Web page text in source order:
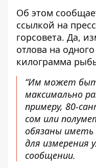
Об этом
ссылкой на
горсовета. Да,
отлова на
килограмма
“Им может
максимально
примеру, 80-
сом или
обязаны иметь
для измерения
сообщении.